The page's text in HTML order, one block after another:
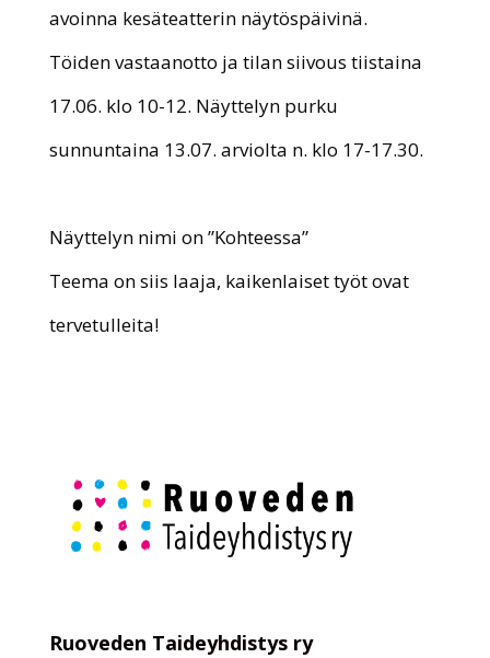
avoinna kesäteatterin näytöspäivinä.
Töiden vastaanotto ja tilan siivous tiistaina
17.06. klo 10-12. Näyttelyn purku
sunnuntaina 13.07. arviolta n. klo 17-17.30.
Näyttelyn nimi on ”Kohteessa”
Teema on siis laaja, kaikenlaiset työt ovat
tervetulleita!
Ruoveden Taideyhdistys ry